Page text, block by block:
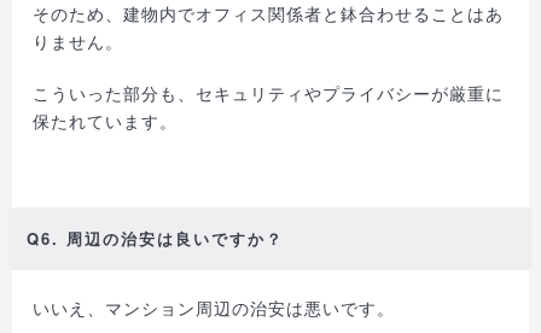
そのため、建物内でオフィス関係者と鉢合わせることはあ
りません。
こういった部分も、セキュリティやプライバシーが厳重に
保たれています。
Q6. 周辺の治安は良いですか？
いいえ、マンション周辺の治安は悪いです。